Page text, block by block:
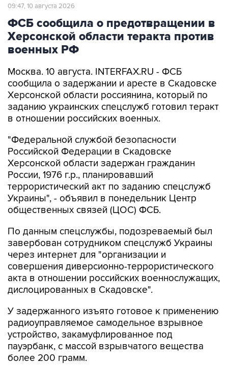
09:47, 10 августа 2026
ФСБ сообщила о предотвращении в
Херсонской области теракта против
военных РФ
Москва. 10 августа. INTERFAX.RU - ФСБ
сообщила о задержании и аресте в Скадовске
Херсонской области россиянина, который по
заданию украинских спецслужб готовил теракт
в отношении российских военных.
"Федеральной службой безопасности
Российской Федерации в Скадовске
Херсонской области задержан гражданин
России, 1976 г.р., планировавший
террористический акт по заданию спецслужб
Украины", - объявил в понедельник Центр
общественных связей (ЦОС) ФСБ.
По данным спецслужбы, подозреваемый был
завербован сотрудником спецслужб Украины
через интернет для "организации и
совершения диверсионно-террористического
акта в отношении российских военнослужащих,
дислоцированных в Скадовске".
У задержанного изъято готовое к применению
радиоуправляемое самодельное взрывное
устройство, закамуфлированное под
пауэрбанк, с массой взрывчатого вещества
более 200 грамм.